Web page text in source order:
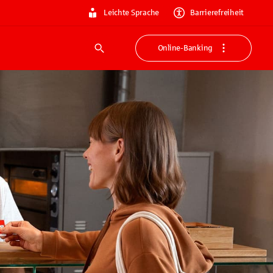
Leichte Sprache Barrierefreiheit
Suche
Online-Banking